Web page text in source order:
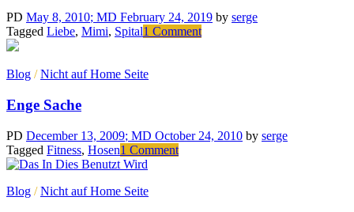
PD May 8, 2010; MD February 24, 2019 by serge
Tagged Liebe, Mimi, Spital1 Commenton
Blog /Nicht auf Home Seite
Enge Sache
PD December 13, 2009; MD October 24, 2010 by serge
Tagged Fitness, Hosen1 Commenton
Blog /Nicht auf Home Seite